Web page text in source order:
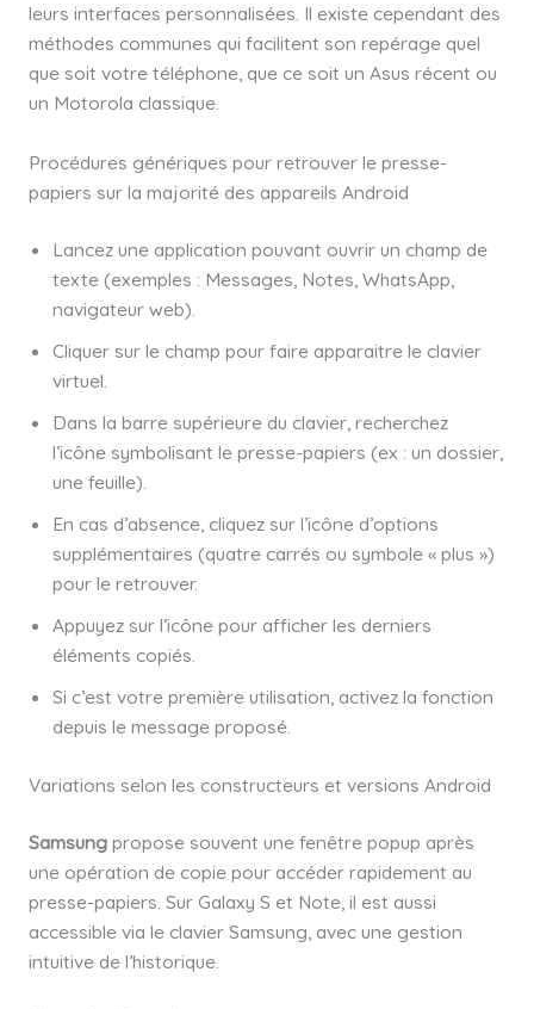
leurs interfaces personnalisées. Il existe cependant des
méthodes communes qui facilitent son repérage quel
que soit votre téléphone, que ce soit un Asus récent ou
un Motorola classique.
Procédures génériques pour retrouver le presse-
papiers sur la majorité des appareils Android
Lancez une application pouvant ouvrir un champ de
texte (exemples : Messages, Notes, WhatsApp,
navigateur web).
Cliquer sur le champ pour faire apparaitre le clavier
virtuel.
Dans la barre supérieure du clavier, recherchez
l’icône symbolisant le presse-papiers (ex : un dossier,
une feuille).
En cas d’absence, cliquez sur l’icône d’options
supplémentaires (quatre carrés ou symbole « plus »)
pour le retrouver.
Appuyez sur l’icône pour afficher les derniers
éléments copiés.
Si c’est votre première utilisation, activez la fonction
depuis le message proposé.
Variations selon les constructeurs et versions Android
Samsungpropose souvent une fenêtre popup après
une opération de copie pour accéder rapidement au
presse-papiers. Sur Galaxy S et Note, il est aussi
accessible via le clavier Samsung, avec une gestion
intuitive de l’historique.